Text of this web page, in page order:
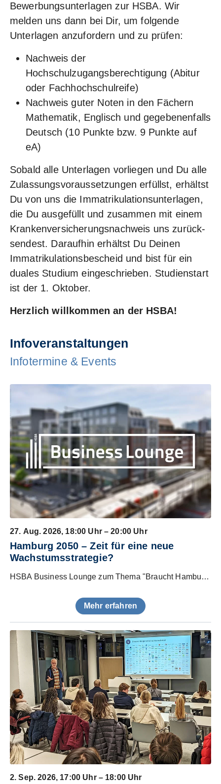
Bewerbungsunterlagen zur HSBA. Wir
melden uns dann bei Dir, um folgende
Unterlagen anzufordern und zu prüfen:
Nachweis der
Hochschulzugangsberechtigung (Abitur
oder Fachhochschulreife)
Nachweis guter Noten in den Fächern
Mathematik, Englisch und gegebenenfalls
Deutsch (10 Punkte bzw. 9 Punkte auf
eA)
Sobald alle Unterlagen vorliegen und Du alle
Zulassungs­voraussetzungen erfüllst, erhältst
Du von uns die Immatrikulations­unterlagen,
die Du ausgefüllt und zusammen mit einem
Krankenversicherungsnachweis uns zurück­
sendest. Daraufhin erhältst Du Deinen
Immatrikulations­bescheid und bist für ein
duales Studium eingeschrieben. Studienstart
ist der 1. Oktober.
Herzlich willkommen an der HSBA!
Infoveranstaltungen
Infotermine & Events
27. Aug. 2026, 18:00 Uhr – 20:00 Uhr
Hamburg 2050 – Zeit für eine neue
Wachstumsstrategie?
HSBA Business Lounge zum Thema "Braucht Hamburg eine neue Standortstrategie?"
Mehr erfahren
2. Sep. 2026, 17:00 Uhr – 18:00 Uhr